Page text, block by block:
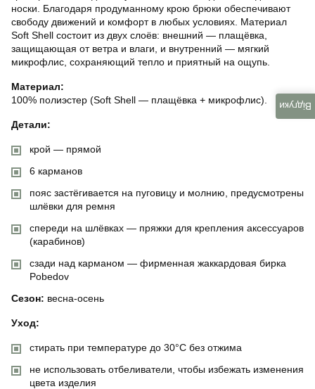
носки. Благодаря продуманному крою брюки обеспечивают
свободу движений и комфорт в любых условиях. Материал
Soft Shell состоит из двух слоёв: внешний — плащёвка,
защищающая от ветра и влаги, и внутренний — мягкий
микрофлис, сохраняющий тепло и приятный на ощупь.
Материал:
100% полиэстер (Soft Shell — плащёвка + микрофлис).
Детали:
крой — прямой
6 карманов
пояс застёгивается на пуговицу и молнию, предусмотрены
шлёвки для ремня
спереди на шлёвках — пряжки для крепления аксессуаров
(карабинов)
сзади над карманом — фирменная жаккардовая бирка
Pobedov
Сезон: весна-осень
Уход:
стирать при температуре до 30°C без отжима
не использовать отбеливатели, чтобы избежать изменения
цвета изделия
Відгуки